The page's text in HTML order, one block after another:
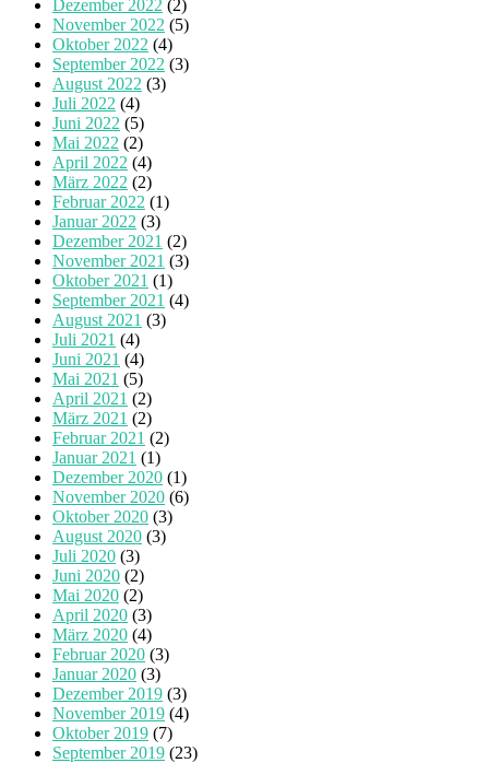
Dezember 2022 (2)
November 2022 (5)
Oktober 2022 (4)
September 2022 (3)
August 2022 (3)
Juli 2022 (4)
Juni 2022 (5)
Mai 2022 (2)
April 2022 (4)
März 2022 (2)
Februar 2022 (1)
Januar 2022 (3)
Dezember 2021 (2)
November 2021 (3)
Oktober 2021 (1)
September 2021 (4)
August 2021 (3)
Juli 2021 (4)
Juni 2021 (4)
Mai 2021 (5)
April 2021 (2)
März 2021 (2)
Februar 2021 (2)
Januar 2021 (1)
Dezember 2020 (1)
November 2020 (6)
Oktober 2020 (3)
August 2020 (3)
Juli 2020 (3)
Juni 2020 (2)
Mai 2020 (2)
April 2020 (3)
März 2020 (4)
Februar 2020 (3)
Januar 2020 (3)
Dezember 2019 (3)
November 2019 (4)
Oktober 2019 (7)
September 2019 (23)